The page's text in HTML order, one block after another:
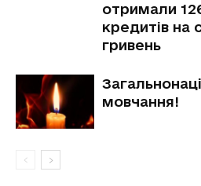
отримали
кредитів на
гривень
мовчання!